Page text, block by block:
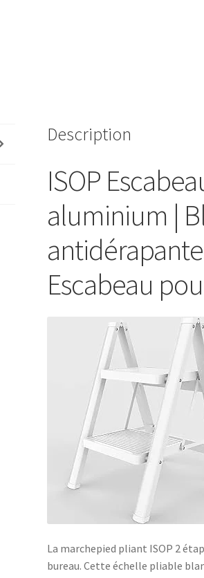
Description
ISOP
aluminium |
Escabeau
La marchepied pliant ISOP 2
bureau. Cette échelle pliable